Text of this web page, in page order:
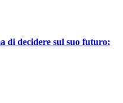
di decidere sul suo futuro: